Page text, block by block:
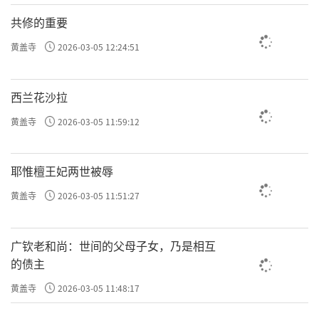
共修的重要
黄盖寺 2026-03-05 12:24:51
西兰花沙拉
黄盖寺 2026-03-05 11:59:12
耶惟檀王妃两世被辱
黄盖寺 2026-03-05 11:51:27
广钦老和尚：世间的父母子女，乃是相互
的债主
黄盖寺 2026-03-05 11:48:17